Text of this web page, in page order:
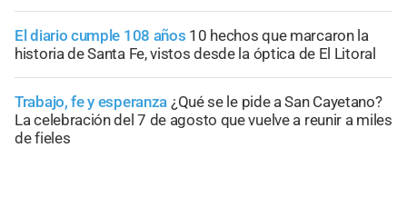
El diario cumple 108 años 10 hechos que marcaron la
historia de Santa Fe, vistos desde la óptica de El Litoral
Trabajo, fe y esperanza ¿Qué se le pide a San Cayetano?
La celebración del 7 de agosto que vuelve a reunir a miles
de fieles